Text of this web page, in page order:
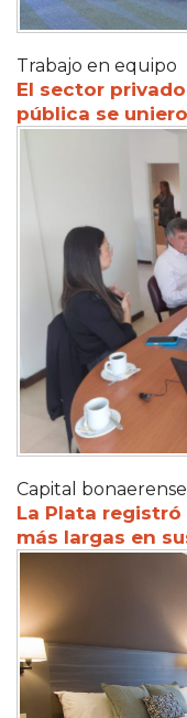
Trabajo en equipo
El sector
pública se
Capital bonaerense
La Plata
más largas en